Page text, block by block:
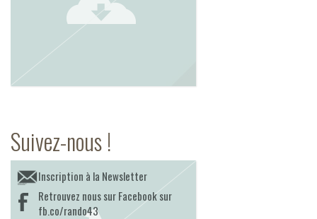
Suivez-nous !
Inscription à la Newsletter
Retrouvez nous sur Facebook sur
fb.co/rando43